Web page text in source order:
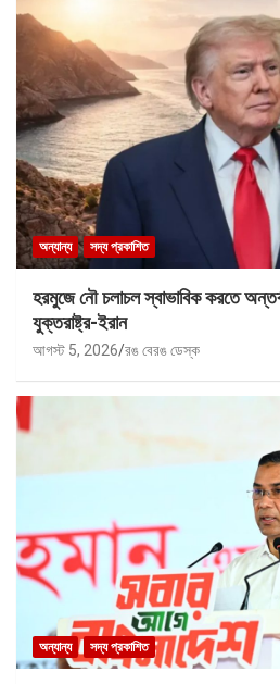
অন্যান্য সদ্য প্রকাশিত
হরমুজে নৌ চলাচল স্বাভাবিক করতে
যুক্তরাষ্ট্র-ইরান
আগস্ট 5, 2026 রঙ বেরঙ ডেস্ক
অন্যান্য সদ্য প্রকাশিত